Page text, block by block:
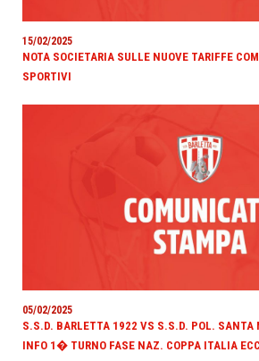
15/02/2025
NOTA SOCIETARIA SULLE NUOVE TARIFFE
SPORTIVI
05/02/2025
S.S.D. BARLETTA 1922 VS S.S.D. POL. SANTA
INFO 1� TURNO FASE NAZ. COPPA ITALIA